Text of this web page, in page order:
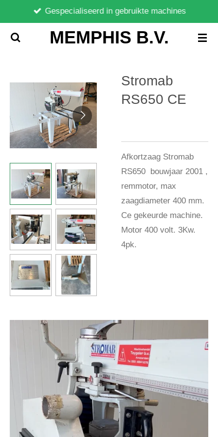
direct
naar
MEMPHIS B.V.
Gespecialiseerd in gebruikte machines
Stromab
RS650 CE
Afkortzaag Stromab
RS650 bouwjaar 2001 ,
remmotor, max
zaagdiameter 400 mm.
Ce gekeurde machine.
Motor 400 volt. 3Kw.
4pk.